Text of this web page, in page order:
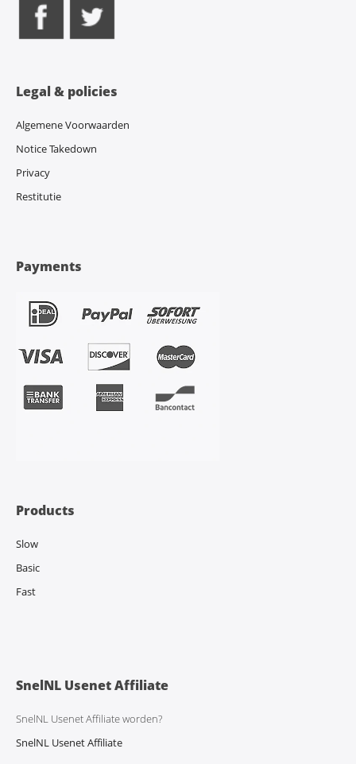
Legal & policies
Algemene Voorwaarden
Notice Takedown
Privacy
Restitutie
Payments
Products
Slow
Basic
Fast
SnelNL Usenet Affiliate
SnelNL Usenet Affiliate worden?
SnelNL Usenet Affiliate